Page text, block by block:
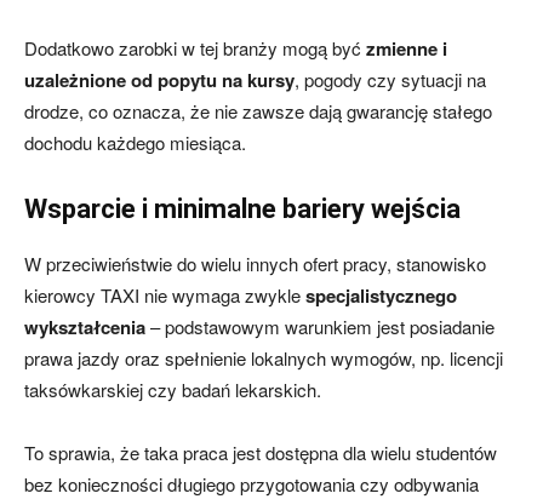
Dodatkowo zarobki w tej branży mogą być zmienne i
uzależnione od popytu na kursy, pogody czy sytuacji na
drodze, co oznacza, że nie zawsze dają gwarancję stałego
dochodu każdego miesiąca.
Wsparcie i minimalne bariery wejścia
W przeciwieństwie do wielu innych ofert pracy, stanowisko
kierowcy TAXI nie wymaga zwyklespecjalistycznego
wykształcenia– podstawowym warunkiem jest posiadanie
prawa jazdy oraz spełnienie lokalnych wymogów, np. licencji
taksówkarskiej czy badań lekarskich.
To sprawia, że taka praca jest dostępna dla wielu studentów
bez konieczności długiego przygotowania czy odbywania